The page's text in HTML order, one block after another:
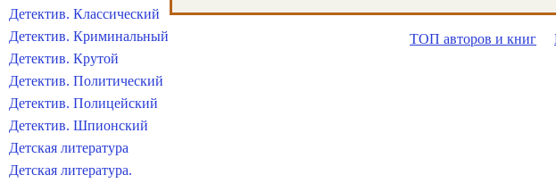
ТОП авторов и книг
Детектив. Классический
Детектив. Криминальный
Детектив. Крутой
Детектив. Политический
Детектив. Полицейский
Детектив. Шпионский
Детская литература
Детская литература.